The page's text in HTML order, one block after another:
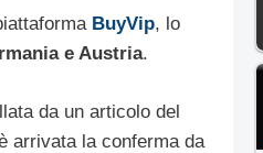
BuyVip, lo
e Austria.
da un articolo del
arrivata la conferma da